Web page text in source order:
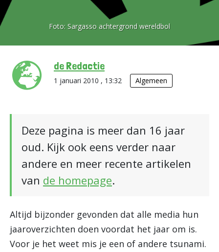
Foto: Sargasso achtergrond wereldbol
de Redactie
1 januari 2010 , 13:32 Algemeen
Deze pagina is meer dan 16 jaar
oud. Kijk ook eens verder naar
andere en meer recente artikelen
van de homepage.
Altijd bijzonder gevonden dat alle media hun
jaaroverzichten doen voordat het jaar om is.
Voor je het weet mis je een of andere tsunami.